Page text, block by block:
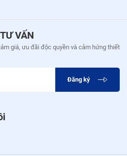
VẤN
giá, ưu đãi độc quyền và cảm hứng thiết
Đăng ký